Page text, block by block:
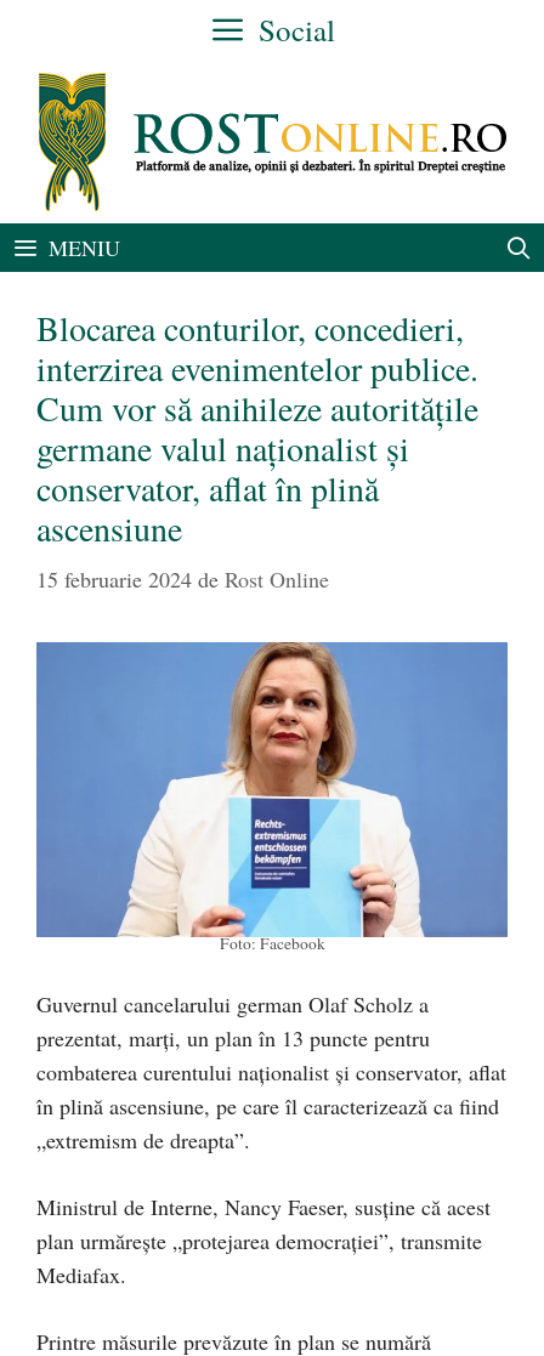
conținut
Social
MENIU
Blocarea conturilor, concedieri,
interzirea evenimentelor publice.
Cum vor să anihileze autoritățile
germane valul naționalist și
conservator, aflat în plină
ascensiune
15 februarie 2024 de Rost Online
Foto: Facebook
Guvernul cancelarului german Olaf Scholz a
prezentat, marţi, un plan în 13 puncte pentru
combaterea curentului naționalist și conservator, aflat
în plină ascensiune, pe care îl caracterizează ca fiind
„extremism de dreapta”.
Ministrul de Interne, Nancy Faeser, susține că acest
plan urmărește „protejarea democrației”, transmite
Mediafax.
Printre măsurile prevăzute în plan se numără